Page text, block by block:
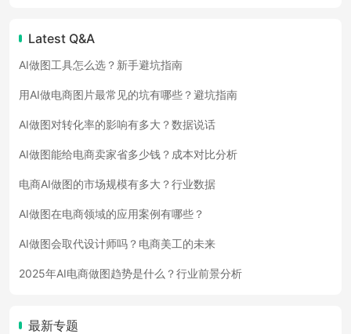
Latest Q&A
AI做图工具怎么选？新手避坑指南
用AI做电商图片最常见的坑有哪些？避坑指南
AI做图对转化率的影响有多大？数据说话
AI做图能给电商卖家省多少钱？成本对比分析
电商AI做图的市场规模有多大？行业数据
AI做图在电商领域的应用案例有哪些？
AI做图会取代设计师吗？电商美工的未来
2025年AI电商做图趋势是什么？行业前景分析
最新专题